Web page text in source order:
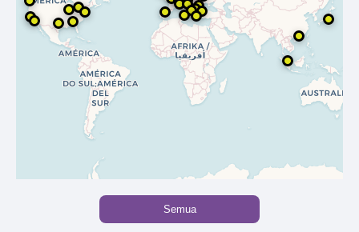
Semua